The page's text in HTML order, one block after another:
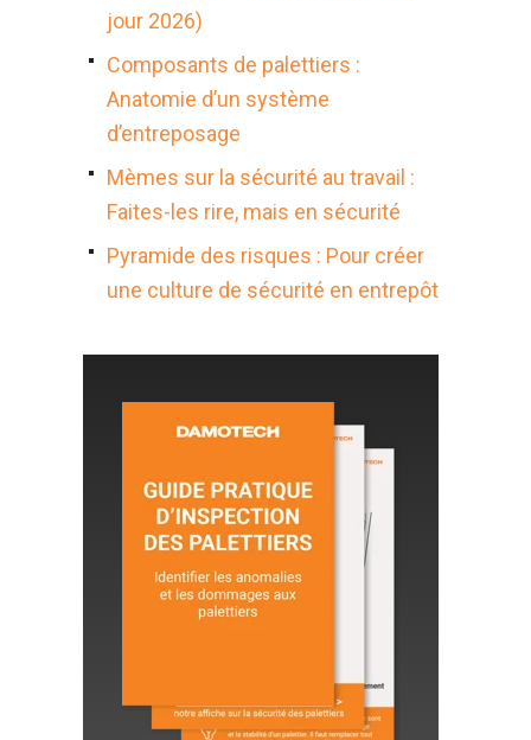
jour 2026)
Composants de palettiers :
Anatomie d’un système
d’entreposage
Mèmes sur la sécurité au travail :
Faites-les rire, mais en sécurité
Pyramide des risques : Pour créer
une culture de sécurité en entrepôt